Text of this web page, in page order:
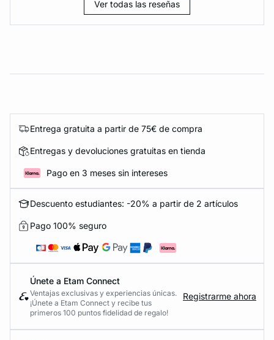
Ver todas las reseñas
Entrega gratuita a partir de 75€ de compra
Entregas y devoluciones gratuitas en tienda
Pago en 3 meses sin intereses
Descuento estudiantes: -20% a partir de 2 artículos
Pago 100% seguro
Únete a Etam Connect
Ventajas exclusivas y experiencias únicas.
¡Únete a Etam Connect y recibe tus
primeros 100 puntos fidelidad de regalo!
Registrarme ahora